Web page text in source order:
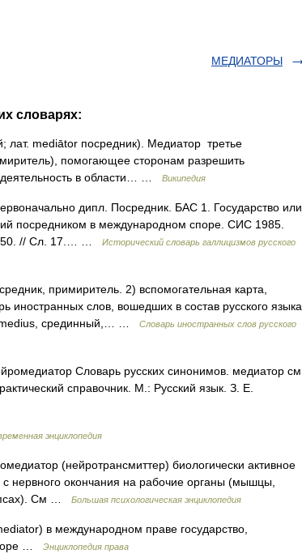
МЕДИАТОРЫ
словарях:
лат. mediātor посредник). Медиатор третье
помогающее сторонам разрешить
в области… …
Википедия
дипл. Посредник. БАС 1. Государство или
посредником в международном споре. СИС 1985.
50. // Сл. 17.… …
Исторический словарь галлицизмов русского
примиритель. 2) вспомогательная карта,
слов, вошедших в состав русского языка.
medius, срединный,… …
Словарь иностранных слов русского
Словарь русских синонимов. медиатор см.
справочник. М.: Русский язык. З. Е.
энциклопедия
(нейротрансмиттер) биологически активное
нервного окончания на рабочие органы (мышцы,
См …
Большая психологическая энциклопедия
в международном праве государство,
…
Энциклопедия права